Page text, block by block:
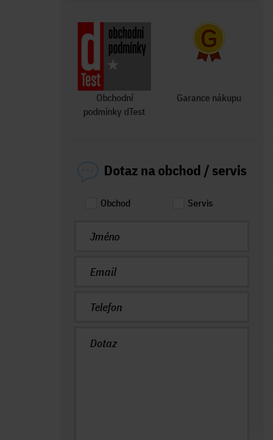
Obchodní
podmínky dTest
Garance nákupu
Dotaz na obchod / servis
Obchod Servis